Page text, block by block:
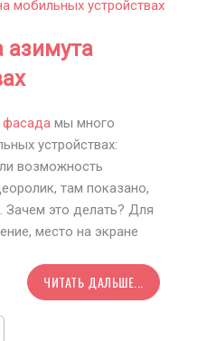
азимута
фасада мы много
устройствах:
возможность
там показано,
Зачем это делать? Для
место на экране
ЧИТАТЬ ДАЛЬШЕ...